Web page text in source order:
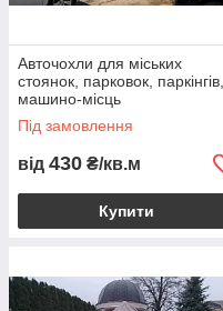
Авточохли для міських
стоянок, парковок, паркінгів,
машино-місць
Під замовлення
від 430 ₴/кв.м
Купити